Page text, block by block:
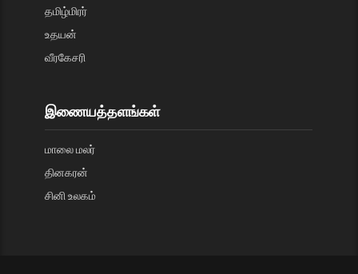
தமிழ்மிரர்
உதயன்
வீரகேசரி
இணையத்தளங்கள்
மாலை மலர்
தினகரன்
சினி உலகம்